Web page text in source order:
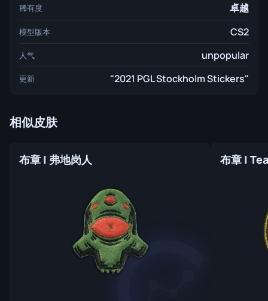
稀有度 卓越
模型版本 CS2
人气 unpopular
更新 "2021 PGL Stockholm Stickers"
相似皮肤
布章 | 弗地岗人